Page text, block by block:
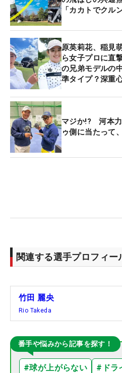
「カカトでクルン
原英莉花、稲見
ら女子プロに直
の兄弟モデルの
準タイプ？深重
マジか!? 河本
ゥ側に当たって
関連する選手プロフィー
竹田 麗央
Rio Takeda
番手や悩みから記事を探す！
#球が上がらない # ドラ